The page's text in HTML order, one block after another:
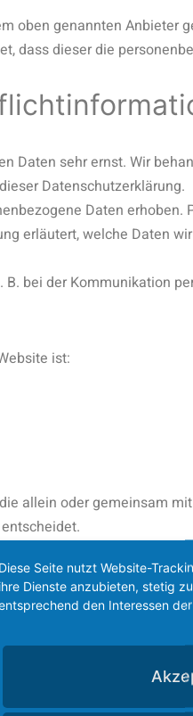
oben genannten Anbieter
dass dieser die
Daten sehr ernst. Wir
Datenschutzerklärung.
Daten
erläutert, welche Daten
bei der Kommunikation
ist:
allein oder gemeinsam
genannt
Löschersuchen geltend
Gründe für die
die Löschung nach
der
wir Ihre
Diese Seite nutzt Website-
ihre Dienste anzubieten, stetig
den Interessen